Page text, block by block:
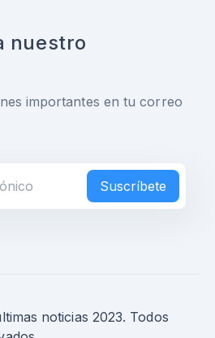
nuestro
importantes en tu correo
Suscríbete
noticias 2023. Todos